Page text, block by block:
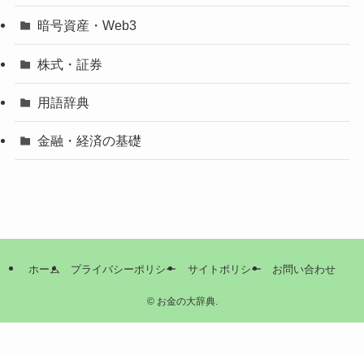
暗号資産・Web3
株式・証券
用語辞典
金融・経済の基礎
ホーム プライバシーポリシー サイトポリシー お問い合わせ
©お金の大辞典.